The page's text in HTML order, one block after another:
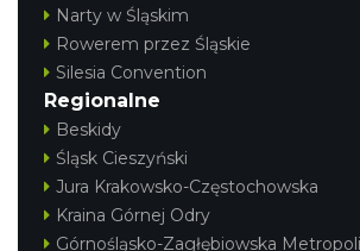
Narty w Śląskim
Rowerem przez Śląskie
Silesia Convention
Regionalne
Beskidy
Śląsk Cieszyński
Jura Krakowsko-Częstochowska
Kraina Górnej Odry
Górnośląsko-Zagłębiowska